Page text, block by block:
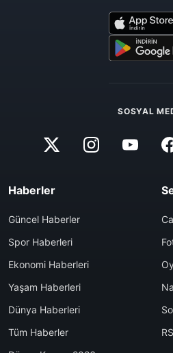
SOSYAL
Haberler
Güncel Haberler
Spor Haberleri
Ekonomi Haberleri
Yaşam Haberleri
Dünya Haberleri
Tüm Haberler